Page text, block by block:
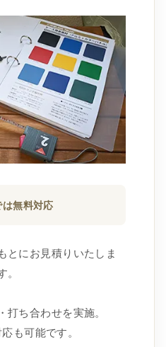
無料対応
とにお見積りいたしま
。
ち合わせを実施。
も可能です。